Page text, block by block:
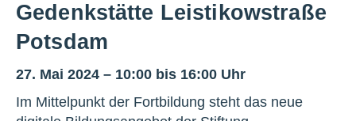
Gedenkstätte Leistikowstraße
Potsdam
27. Mai 2024 – 10:00 bis 16:00 Uhr
Im Mittelpunkt der Fortbildung steht das neue